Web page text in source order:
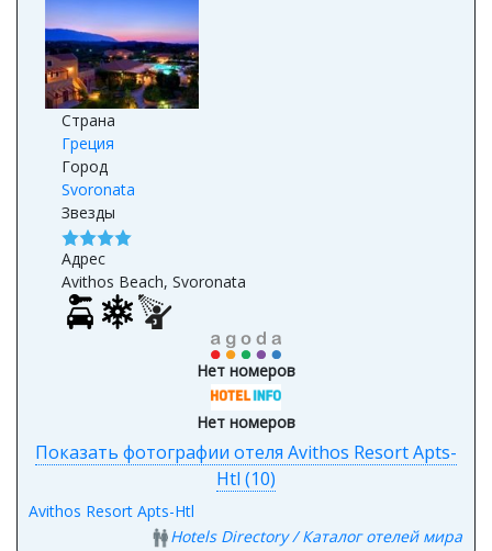
Страна
Греция
Город
Svoronata
Звезды
Адрес
Avithos Beach, Svoronata
Нет номеров
Нет номеров
Показать фотографии отеля Avithos Resort Apts-
Htl (10)
Avithos Resort Apts-Htl
Hotels Directory / Каталог отелей мира